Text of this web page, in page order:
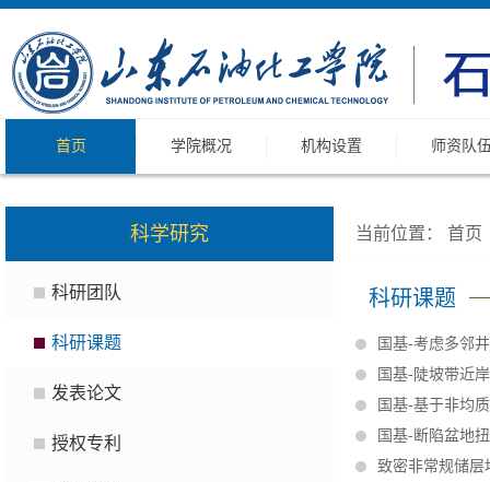
首页 学院概况 机构设置 师资队
科学研究
科研团队
科研课题
发表论文
授权专利
当前位置： 首页
科研课题
国基-考虑多邻
国基-陡坡带近
国基-基于非均
国基-断陷盆地
致密非常规储